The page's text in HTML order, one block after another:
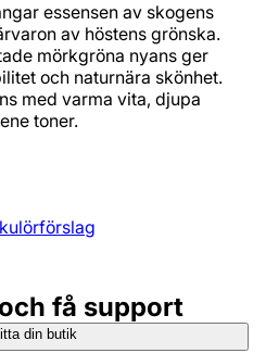
essensen av skogens
av höstens grönska.
mörkgröna nyans ger
och naturnära skönhet.
med varma vita, djupa
toner.
få support
din butik